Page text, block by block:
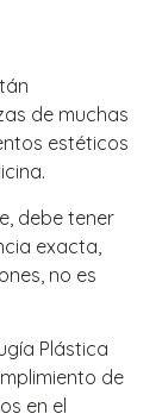
de muchas
estéticos
debe tener
exacta,
no es
Plástica
de
en el